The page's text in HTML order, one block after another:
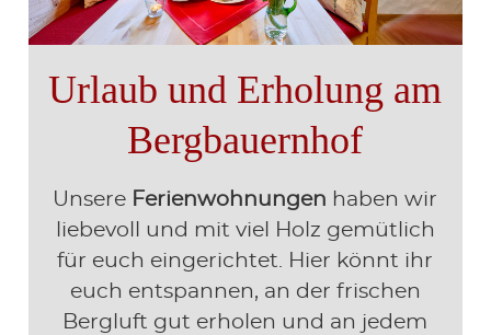
Urlaub und Erholung am
Bergbauernhof
Unsere Ferienwohnungen haben wir
liebevoll und mit viel Holz gemütlich
für euch eingerichtet. Hier könnt ihr
euch entspannen, an der frischen
Bergluft gut erholen und an jedem